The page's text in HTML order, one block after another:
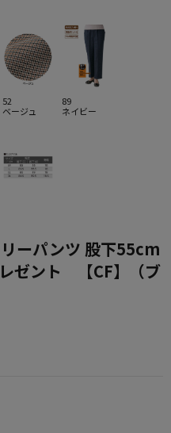
52
ベージュ
89
ネイビー
ーパンツ 股下55cm
ゼント 【CF】（ブ